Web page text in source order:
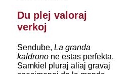
Du plej valoraj
verkoj
Sendube, La granda
kaldronone estas perfekta.
Samkiel pluraj aliaj gravaj